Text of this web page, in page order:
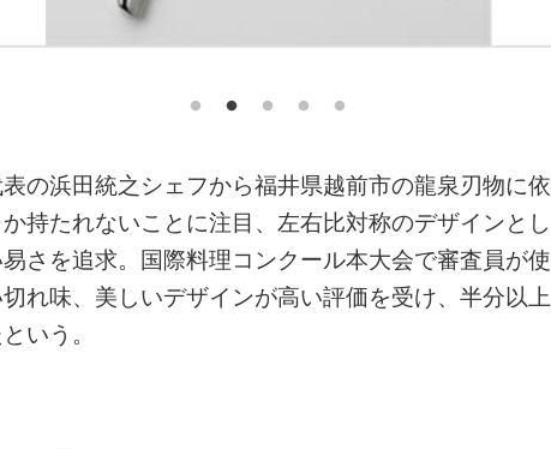
の浜田統之シェフから福井県越前市の龍泉刃物に依
持たれないことに注目、左右比対称のデザインとし
さを追求。国際料理コンクール本大会で審査員が使
れ味、美しいデザインが高い評価を受け、半分以上
いう。